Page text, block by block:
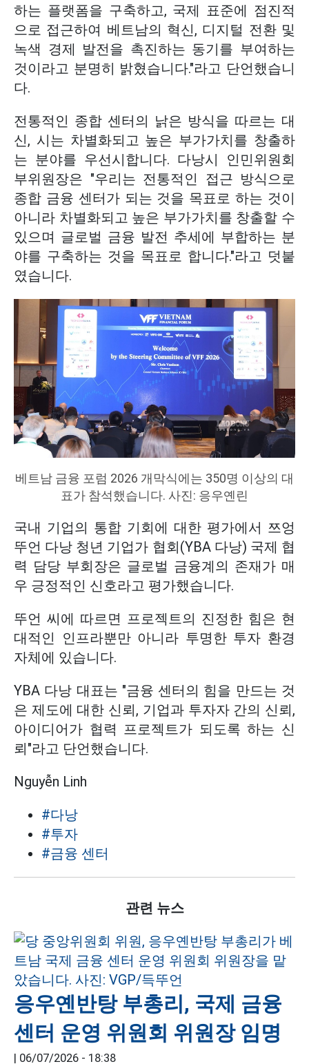
하는 플랫폼을 구축하고, 국제 표준에 점진적
으로 접근하여 베트남의 혁신, 디지털 전환 및
녹색 경제 발전을 촉진하는 동기를 부여하는
것이라고 분명히 밝혔습니다."라고 단언했습니
다.
전통적인 종합 센터의 낡은 방식을 따르는 대
신, 시는 차별화되고 높은 부가가치를 창출하
는 분야를 우선시합니다. 다낭시 인민위원회
부위원장은 "우리는 전통적인 접근 방식으로
종합 금융 센터가 되는 것을 목표로 하는 것이
아니라 차별화되고 높은 부가가치를 창출할 수
있으며 글로벌 금융 발전 추세에 부합하는 분
야를 구축하는 것을 목표로 합니다."라고 덧붙
였습니다.
베트남 금융 포럼 2026 개막식에는 350명 이상의 대
표가 참석했습니다. 사진: 응우옌린
국내 기업의 통합 기회에 대한 평가에서 쯔엉
뚜언 다낭 청년 기업가 협회(YBA 다낭) 국제 협
력 담당 부회장은 글로벌 금융계의 존재가 매
우 긍정적인 신호라고 평가했습니다.
뚜언 씨에 따르면 프로젝트의 진정한 힘은 현
대적인 인프라뿐만 아니라 투명한 투자 환경
자체에 있습니다.
YBA 다낭 대표는 "금융 센터의 힘을 만드는 것
은 제도에 대한 신뢰, 기업과 투자자 간의 신뢰,
아이디어가 협력 프로젝트가 되도록 하는 신
뢰"라고 단언했습니다.
Nguyễn Linh
#다낭
#투자
#금융 센터
관련 뉴스
응우옌반탕 부총리, 국제 금융
센터 운영 위원회 위원장 임명
| 06/07/2026 - 18:38